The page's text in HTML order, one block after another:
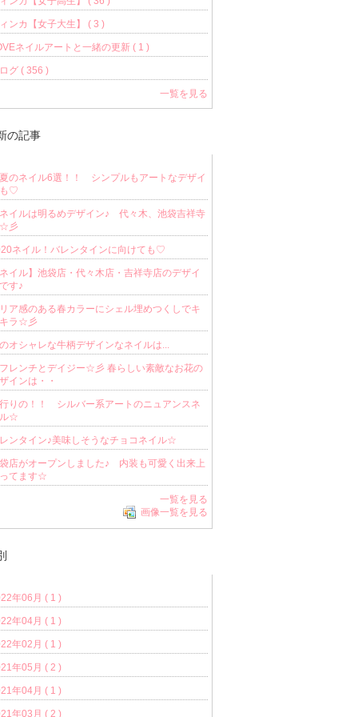
ンカ【女子大生】 ( 3 )
ネイルアートと一緒の更新 ( 1 )
グ ( 356 )
一覧を見る
の記事
のネイル6選！！ シンプルもアートなデザイ
♡
イルは明るめデザイン♪ 代々木、池袋吉祥寺
彡
ネイル！バレンタインに向けても♡
イル】池袋店・代々木店・吉祥寺店のデザイ
す♪
ア感のある春カラーにシェル埋めつくしでキ
ラ☆彡
オシャレな牛柄デザインなネイルは...
レンチとデイジー☆彡 春らしい素敵なお花の
インは・・
りの！！ シルバー系アートのニュアンスネ
☆
ンタイン♪美味しそうなチョコネイル☆
店がオープンしました♪ 内装も可愛く出来上
てます☆
一覧を見る
画像一覧を見る
年06月 ( 1 )
年04月 ( 1 )
年02月 ( 1 )
年05月 ( 2 )
年04月 ( 1 )
年03月 ( 2 )